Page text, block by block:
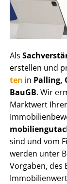
Als
erstellen und
ten in Palling,
BauGB. Wir
Marktwert
sind und vom
werden unter
Vorgaben, des